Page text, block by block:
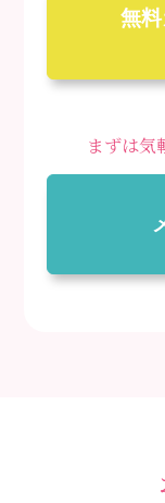
無
まずは気